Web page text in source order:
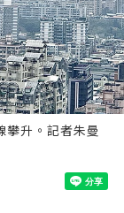
攀升。記者朱曼